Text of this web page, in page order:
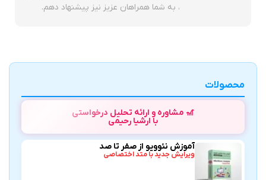
، به شما همراهان عزیز نیز پیشنهاد دهم.
محصولات
🎢 مشاوره و ارائه تحلیل درخواستی
با ارشیا رحیمی
آموزش نئوویو از صفر تا صد
ویرایش جدید با متد اختصاصی